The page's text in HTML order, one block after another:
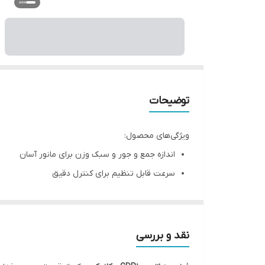
توضیحات
ویژگی‌های محصول:
اندازه جمع و جور و سبک وزن برای مانور آسان
سرعت قابل تنظیم برای کنترل دقیق
حفاظت از موتور مغناطیسی قوی برای جلوگیری از
محتویات پکیج
نقد و بررسی